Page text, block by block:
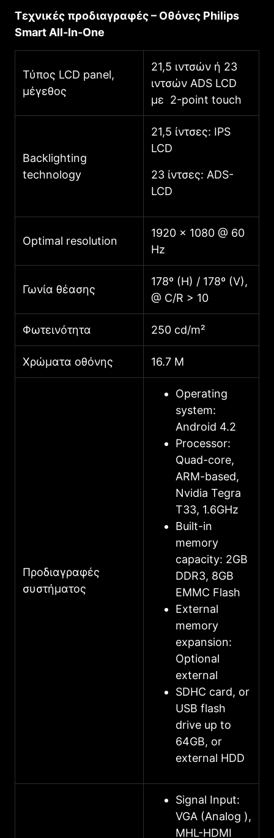
Τεχνικές προδιαγραφές– Οθόνες Philips
Smart All-In-One
Τύπος LCD panel,
μέγεθος
21,5 ιντσών ή 23
ιντσών ADS LCD
με 2-point touch
Backlighting
technology
21,5 ίντσες: IPS
LCD
23 ίντσες: ADS-
LCD
Optimal resolution
1920 x 1080 @ 60
Hz
Γωνία θέασης
178º (H) / 178º (V),
@ C/R > 10
Φωτεινότητα 250 cd/m²
Χρώματα οθόνης 16.7 M
Προδιαγραφές
συστήματος
Operating
system:
Android 4.2
Processor:
Quad-core,
ARM-based,
Nvidia Tegra
T33, 1.6GHz
Built-in
memory
capacity: 2GB
DDR3, 8GB
EMMC Flash
External
memory
expansion:
Optional
external
SDHC card, or
USB flash
drive up to
64GB, or
external HDD
Signal Input:
VGA (Analog ),
MHL-HDMI